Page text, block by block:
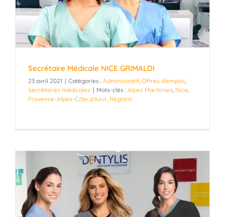
Secrétaire Médicale NICE GRIMALDI
23 avril 2021 | Catégories : Administratif Offres d'emploi
Secrétaires médicales | Mots-clés : Alpes Maritimes Nice
Provence-Alpes-Côte d'Azur Régions